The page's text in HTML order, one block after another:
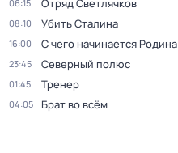
06:15 Отряд Светлячков
08:10 Убить Сталина
16:00 С чего начинается Родина
23:45 Северный полюс
01:45 Тренер
04:05 Брат во всём